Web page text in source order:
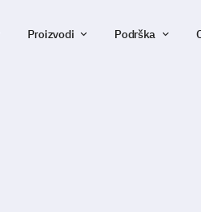
Proizvodi Podrška